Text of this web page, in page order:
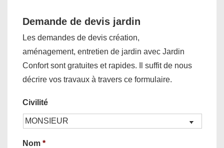
Demande de devis jardin
Les demandes de devis création,
aménagement, entretien de jardin avec Jardin
Confort sont gratuites et rapides. Il suffit de nous
décrire vos travaux à travers ce formulaire.
Civilité
Nom *